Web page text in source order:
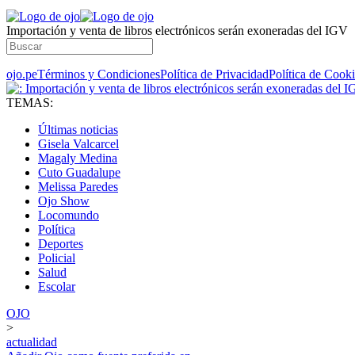
Importación y venta de libros electrónicos serán exoneradas del IGV
ojo.peTérminos y CondicionesPolítica de PrivacidadPolítica de
TEMAS:
Últimas noticias
Gisela Valcarcel
Magaly Medina
Cuto Guadalupe
Melissa Paredes
Ojo Show
Locomundo
Política
Deportes
Policial
Salud
Escolar
OJO
>
actualidad